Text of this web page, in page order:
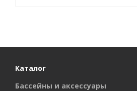
Каталог
Бассейны и аксессуары